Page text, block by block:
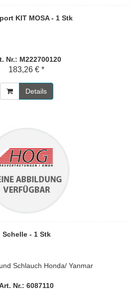
KIT MOSA - 1 Stk
Nr.: M222700120
183,26 € *
Details
Schelle - 1 Stk
Schlauch Honda/ Yanmar
Nr.: 6087110